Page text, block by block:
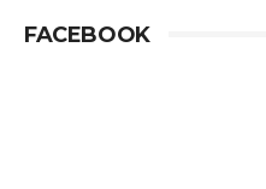
FACEBOOK